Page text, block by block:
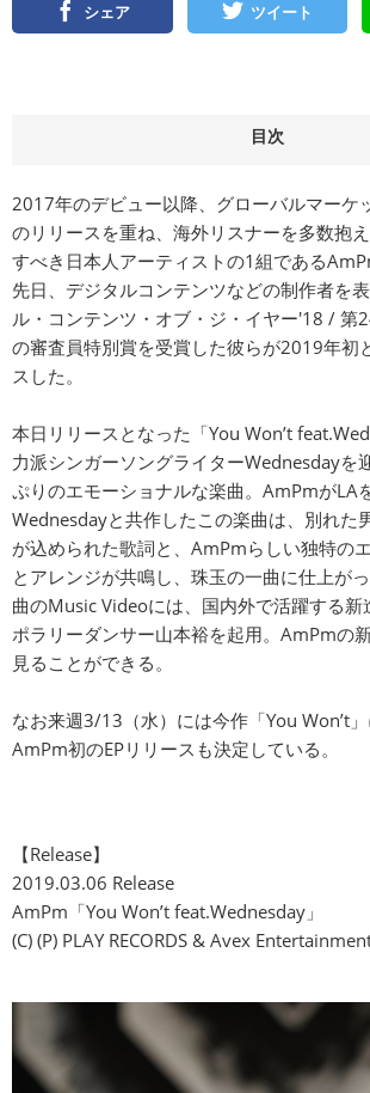
シェア ツイート
目次
2017年のデビュー以降、グローバルマーケ
のリリースを重ね、海外リスナーを多数抱
すべき日本人アーティストの1組である
先日、デジタルコンテンツなどの制作者を
ル・コンテンツ・オブ・ジ・イヤー'18 / 第
の審査員特別賞を受賞した彼らが2019年初
スした。
本日リリースとなった「You Won’t
力派シンガーソングライターWednesdayを
ぷりのエモーショナルな楽曲。AmPmがLA
Wednesdayと共作したこの楽曲は、別れた
が込められた歌詞と、AmPmらしい独特の
とアレンジが共鳴し、珠玉の一曲に仕上が
曲のMusic Videoには、国内外で活躍する新
ポラリーダンサー山本裕を起用。AmPmの
見ることができる。
なお来週3/13（水）には今作「You Won’t
AmPm初のEPリリースも決定している。
【Release】
2019.03.06 Release
AmPm「You Won’t feat.Wednesday」
(C) (P) PLAY RECORDS & Avex